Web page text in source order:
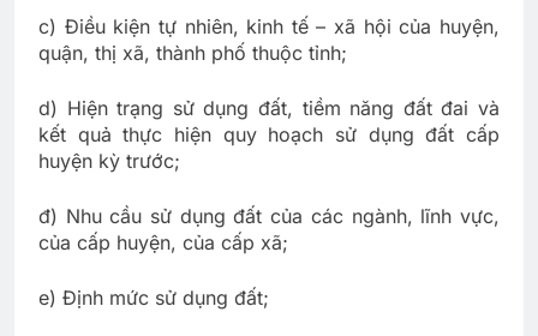
c) Điều kiện tự nhiên, kinh tế – xã hội của huyện,
quận, thị xã, thành phố thuộc tỉnh;
d) Hiện trạng sử dụng đất, tiềm năng đất đai và
kết quả thực hiện quy hoạch sử dụng đất cấp
huyện kỳ trước;
đ) Nhu cầu sử dụng đất của các ngành, lĩnh vực,
của cấp huyện, của cấp xã;
e) Định mức sử dụng đất;